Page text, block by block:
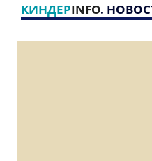
КИНДЕРINFO.